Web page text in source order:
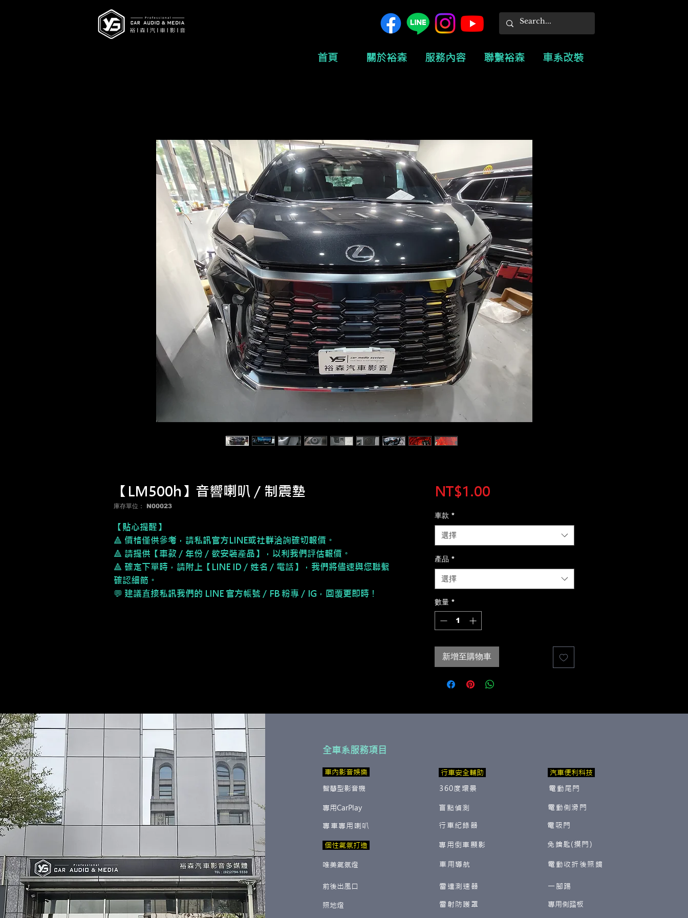
首頁 關於裕森 服務內容 聯繫裕森 車系改裝
【LM500h】音響喇叭 / 制震墊
庫存單位： N00023
【貼心提醒】
🔺 價格僅供參考，請私訊官方LINE或社群洽詢確切報價。
🔺 請提供【車款／年份／欲安裝產品】，以利我們評估報價。
🔺 確定下單時，請附上【LINE ID／姓名／電話】，我們將儘速與您聯繫
確認細節。
💬 建議直接私訊我們的 LINE 官方帳號／FB 粉專／IG，回覆更即時！
NT$1.00價
車款 *
選擇
產品 *
選擇
數量 *
新增至購物車
全車系服務項目
​ 車內影音娛樂
智慧型影音機
行車安全輔助
360度環景
專用CarPlay
專車專用喇叭
盲點偵測
行車紀錄器
專用倒車顯影
​ 個性氣氛打造
唯美氣氛燈 車用導航
汽車便利科技
電動尾門
電動側滑門
電吸門
免鑰匙(摸門)
電動收折後照鏡
前後出風口 雷達測速器
照地燈 雷射防護罩
一腳踢
​專用側踏板